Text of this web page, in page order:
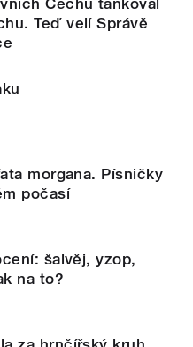
Teď velí Správě
morgana. Písničky
počasí
šalvěj, yzop,
na to?